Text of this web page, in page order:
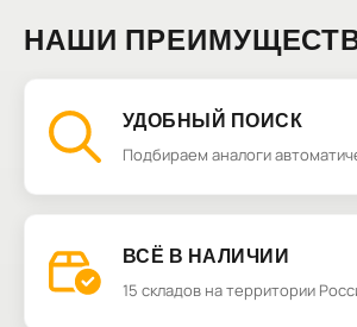
НАШИ
УДОБНЫЙ ПОИСК
Подбираем аналоги
ВСЁ В НАЛИЧИИ
15 складов на территории